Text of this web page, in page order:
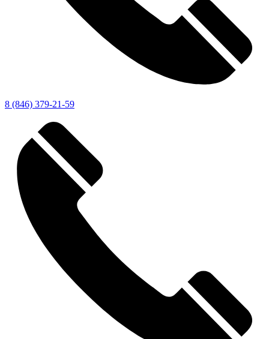
8 (846) 379-21-59